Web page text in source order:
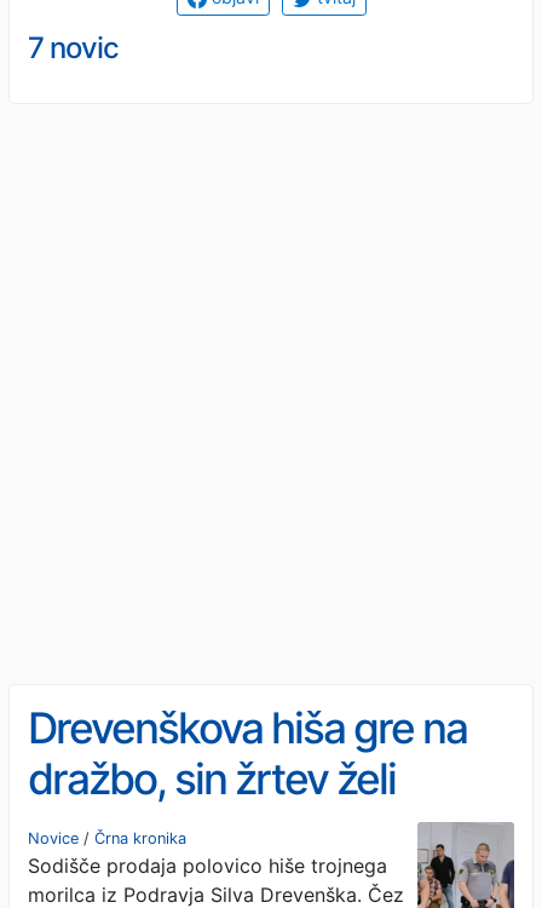
7 novic
Drevenškova hiša gre na
dražbo, sin žrtev želi
izterjati več kot 74.000
evrov
Novice / Črna kronika
Sodišče prodaja polovico hiše trojnega
morilca iz Podravja Silva Drevenška. Čez